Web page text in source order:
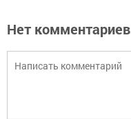
Нет комментариев